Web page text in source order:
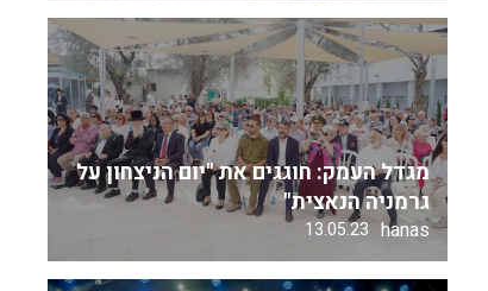
מגדל העמק: חוגגים את "יום הניצחון על
גרמניה הנאצית"
hanas
13.05.23